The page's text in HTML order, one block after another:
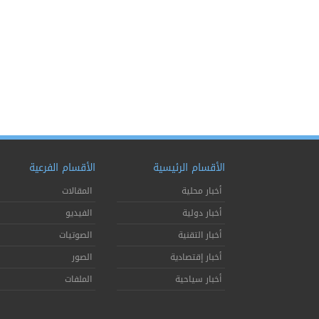
الأقسام الرئيسية
أخبار محلية
أخبار دولية
أخبار التقنية
أخبار إقتصادية
أخبار سياحية
الأقسام الفرعية
المقالات
الفيديو
الصوتيات
الصور
الملفات